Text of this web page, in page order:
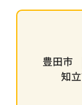
豊田市
知